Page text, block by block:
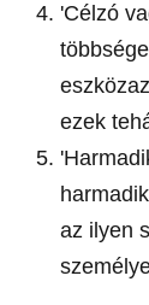
'Célzó
ezek
az ilyen